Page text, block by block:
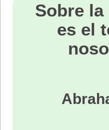
Sobre
es el